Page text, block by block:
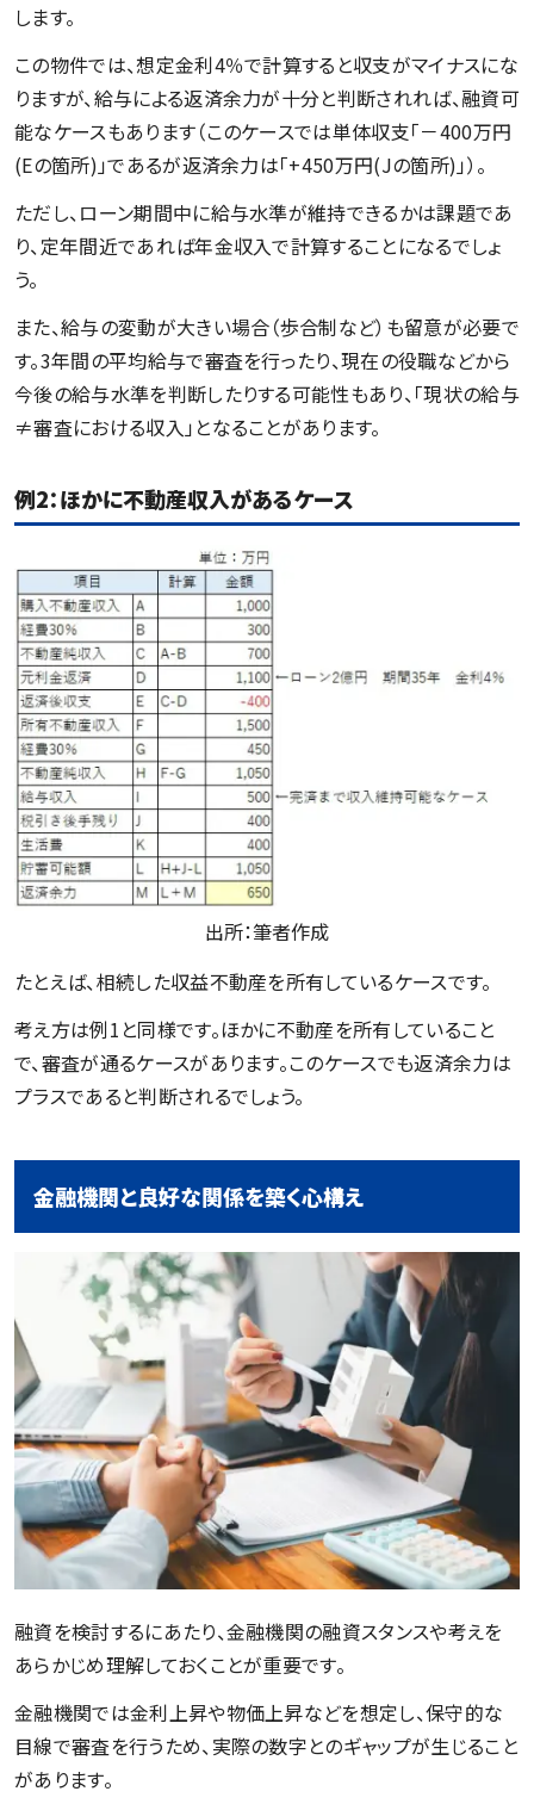
します。
この物件では、想定金利4％で計算すると収支がマイナスにな
りますが、給与による返済余力が十分と判断されれば、融資可
能なケースもあります（このケースでは単体収支「－400万円
(Eの箇所)」であるが返済余力は「+450万円(Jの箇所)」）。
ただし、ローン期間中に給与水準が維持できるかは課題であ
り、定年間近であれば年金収入で計算することになるでしょ
う。
また、給与の変動が大きい場合（歩合制など）も留意が必要で
す。3年間の平均給与で審査を行ったり、現在の役職などから
今後の給与水準を判断したりする可能性もあり、「現状の給与
≠審査における収入」となることがあります。
例2：ほかに不動産収入があるケース
出所：筆者作成
たとえば、相続した収益不動産を所有しているケースです。
考え方は例1と同様です。ほかに不動産を所有していること
で、審査が通るケースがあります。このケースでも返済余力は
プラスであると判断されるでしょう。
金融機関と良好な関係を築く心構え
融資を検討するにあたり、金融機関の融資スタンスや考えを
あらかじめ理解しておくことが重要です。
金融機関では金利上昇や物価上昇などを想定し、保守的な
目線で審査を行うため、実際の数字とのギャップが生じること
があります。